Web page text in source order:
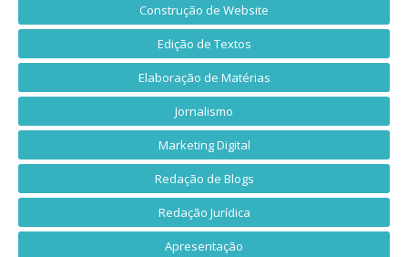
Construção de Website
Edição de Textos
Elaboração de Matérias
Jornalismo
Marketing Digital
Redação de Blogs
Redação Jurídica
Apresentação